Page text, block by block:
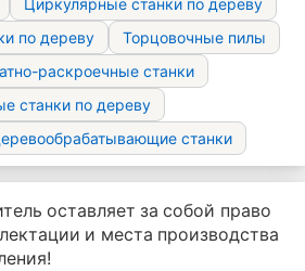
Циркулярные станки по дереву
по дереву
Торцовочные пилы
раскроечные станки
станки по дереву
станки
оставляет за собой право
и места производства